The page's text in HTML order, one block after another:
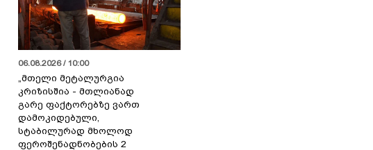
06.08.2026 / 10:00
„მთელი მეტალურგია
კრიზისშია - მთლიანად
გარე ფაქტორებზე ვართ
დამოკიდებული,
სტაბილურად მხოლოდ
ფეროშენადნობების 2